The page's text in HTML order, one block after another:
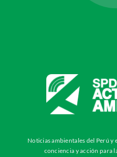
Noticias ambientales del Perú y
conciencia y acción para